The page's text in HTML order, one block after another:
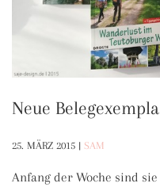
Neue
25. MÄRZ 2015 | SAM
Anfang der Woche sind